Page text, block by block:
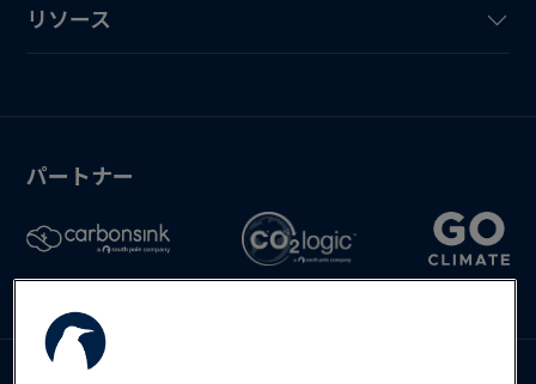
リソース
パートナー